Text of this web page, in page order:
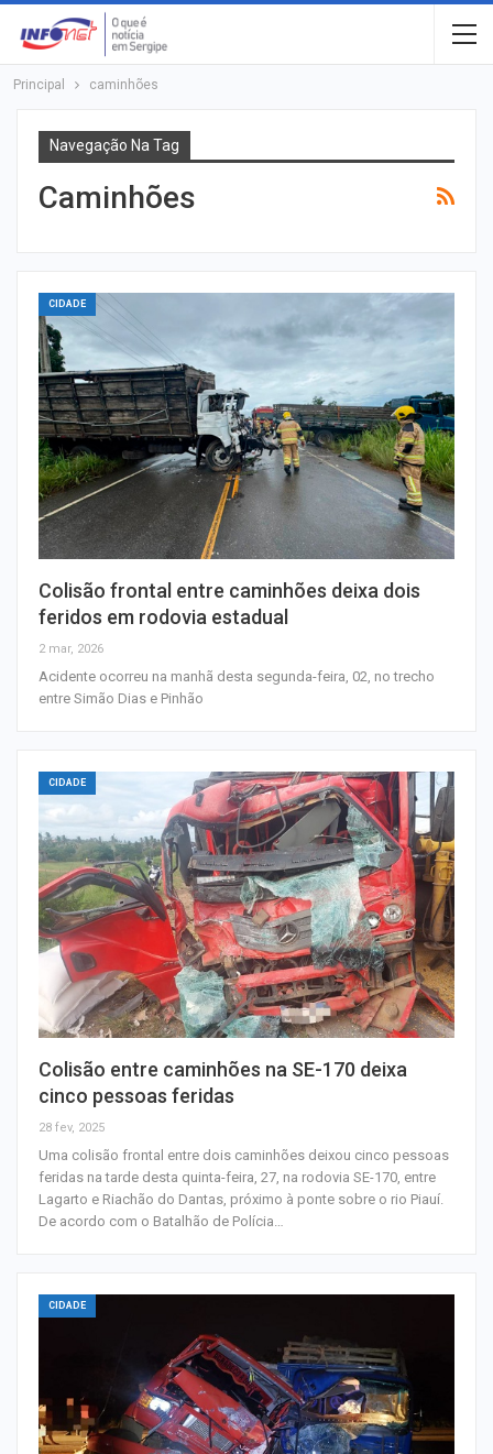
Principal caminhões
Navegação Na Tag
Caminhões
CIDADE
Colisão frontal entre caminhões deixa dois
feridos em rodovia estadual
2 mar, 2026
Acidente ocorreu na manhã desta segunda-feira, 02, no trecho
entre Simão Dias e Pinhão
CIDADE
Colisão entre caminhões na SE-170 deixa
cinco pessoas feridas
28 fev, 2025
Uma colisão frontal entre dois caminhões deixou cinco pessoas
feridas na tarde desta quinta-feira, 27, na rodovia SE-170, entre
Lagarto e Riachão do Dantas, próximo à ponte sobre o rio Piauí.
De acordo com o Batalhão de Polícia…
CIDADE